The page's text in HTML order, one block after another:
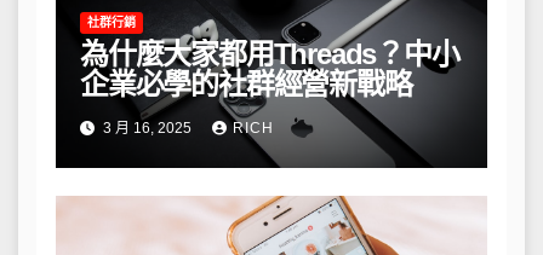
社群行銷
為什麼大家都用Threads？中小
企業必學的社群經營新戰略
3 月 16, 2025 RICH